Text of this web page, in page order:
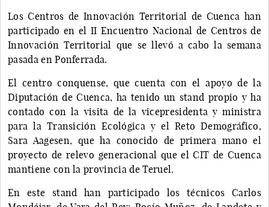
Los Centros de Innovación Territorial de Cuenca han
participado en el II Encuentro Nacional de Centros de
Innovación Territorial que se llevó a cabo la semana
pasada en Ponferrada.
El centro conquense, que cuenta con el apoyo de la
Diputación de Cuenca, ha tenido un stand propio y ha
contado con la visita de la vicepresidenta y ministra
para la Transición Ecológica y el Reto Demográfico,
Sara Aagesen, que ha conocido de primera mano el
proyecto de relevo generacional que el CIT de Cuenca
mantiene con la provincia de Teruel.
En este stand han participado los técnicos Carlos